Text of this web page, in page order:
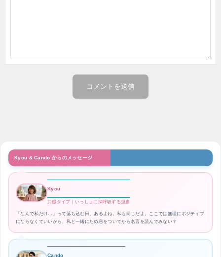
Kyou & Cando からのメッセージ
Kyou
共感タイプ｜いっしょに深呼吸する担当
「なんで私だけ…」って落ち込む日、あるよね。私も同じだよ。ここでは無理にポジティブ
にならなくていいから、私と一緒にため息をついてから名言を読んでみない？
Cando